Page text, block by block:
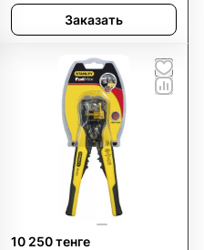
Заказать
10 250 тенге